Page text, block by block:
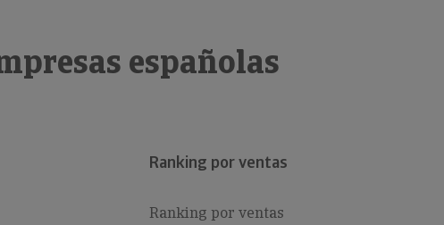
españolas
Ranking por ventas
Ranking por ventas